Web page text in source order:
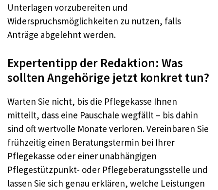
Unterlagen vorzubereiten und
Widerspruchsmöglichkeiten zu nutzen, falls
Anträge abgelehnt werden.
Expertentipp der Redaktion: Was
sollten Angehörige jetzt konkret tun?
Warten Sie nicht, bis die Pflegekasse Ihnen
mitteilt, dass eine Pauschale wegfällt – bis dahin
sind oft wertvolle Monate verloren. Vereinbaren Sie
frühzeitig einen Beratungstermin bei Ihrer
Pflegekasse oder einer unabhängigen
Pflegestützpunkt- oder Pflegeberatungsstelle und
lassen Sie sich genau erklären, welche Leistungen